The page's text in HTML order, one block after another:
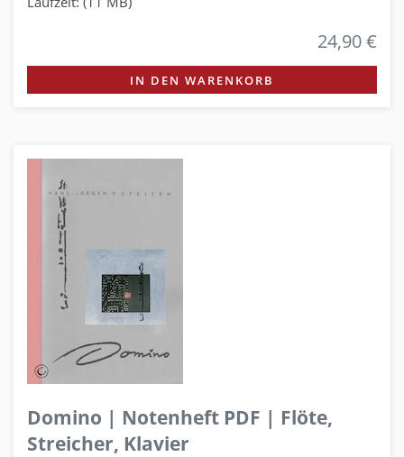
24,90 €
IN DEN WARENKORB
Domino | Notenheft PDF | Flöte,
Streicher, Klavier